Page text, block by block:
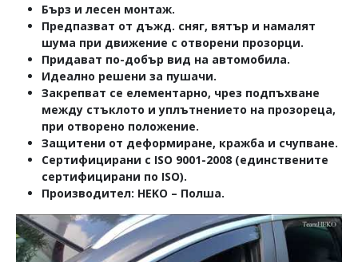
Бърз и лесен монтаж.
Предпазват от дъжд. сняг, вятър и намалят
шума при движение с отворени прозорци.
Придават по-добър вид на автомобила.
Идеално решени за пушачи.
Закрепват се елементарно, чрез подпъхване
между стъклото и уплътнението на прозореца,
при отворено положение.
Защитени от деформиране, кражба и счупване.
Сертифицирани с ISO 9001-2008 (единствените
сертифицирани по ISO).
Производител: HEKO – Полша.